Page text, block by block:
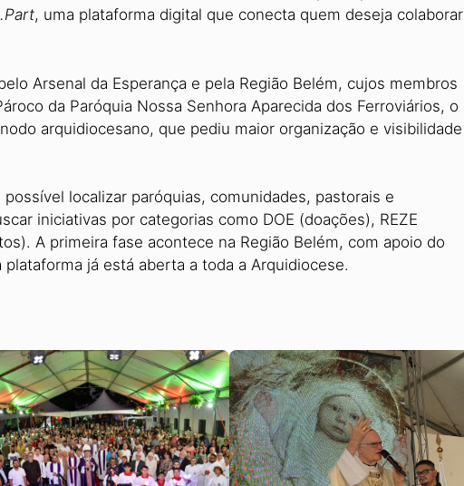
, uma plataforma digital que conecta quem deseja colaborar
Arsenal da Esperança e pela Região Belém, cujos membros
da Paróquia Nossa Senhora Aparecida dos Ferroviários, o
arquidiocesano, que pediu maior organização e visibilidade
possível localizar paróquias, comunidades, pastorais e
iniciativas por categorias como DOE (doações), REZE
A primeira fase acontece na Região Belém, com apoio do
já está aberta a toda a Arquidiocese.